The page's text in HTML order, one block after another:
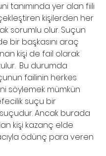
tanımında yer alan fiili
kişilerden her
sorumlu olur. Suçun
bir başkasını araç
kişi de fail olarak
Bu durumda
failinin herkes
söylemek mümkün
suçu bir
Ancak burada
kişi kazanç elde
ödünç para veren